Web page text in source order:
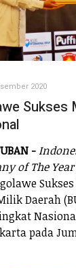
2020
Sukses
-
of The Year
Daerah
pada